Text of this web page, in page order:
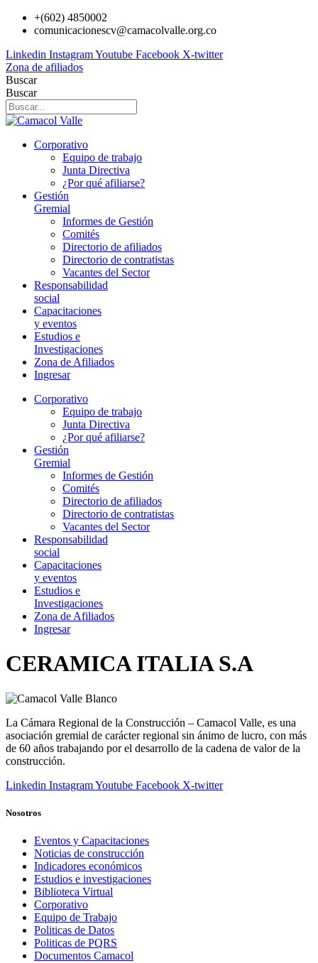
+(602) 4850002
comunicacionescv@camacolvalle.org.co
Linkedin InstagramYoutube Facebook X-twitter
Zona de afiliados
Buscar
Buscar
Corporativo
Equipo de trabajo
Junta Directiva
¿Por qué afiliarse?
Gestión
Gremial
Informes de Gestión
Comités
Directorio de afiliados
Directorio de contratistas
Vacantes del Sector
Responsabilidad
social
Capacitaciones
y eventos
Estudios e
Investigaciones
Zona de Afiliados
Ingresar
Corporativo
Equipo de trabajo
Junta Directiva
¿Por qué afiliarse?
Gestión
Gremial
Informes de Gestión
Comités
Directorio de afiliados
Directorio de contratistas
Vacantes del Sector
Responsabilidad
social
Capacitaciones
y eventos
Estudios e
Investigaciones
Zona de Afiliados
Ingresar
CERAMICA ITALIA S.A
La Cámara Regional de la Construcción – Camacol Valle, es una
asociación gremial de carácter regional sin ánimo de lucro, con más
de 60 años trabajando por el desarrollo de la cadena de valor de la
construcción.
Linkedin InstagramYoutube Facebook X-twitter
Nosotros
Eventos y Capacitaciones
Noticias de construcción
Indicadores económicos
Estudios e investigaciones
Biblioteca Virtual
Corporativo
Equipo de Trabajo
Politicas de Datos
Politicas de PQRS
Documentos Camacol